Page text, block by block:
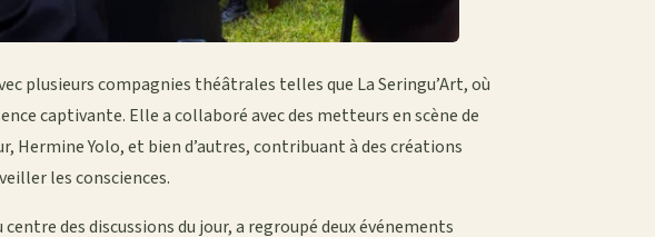
plusieurs compagnies théâtrales telles que La Seringu’Art, où
captivante. Elle a collaboré avec des metteurs en scène de
Hermine Yolo, et bien d’autres, contribuant à des créations
les consciences.
des discussions du jour, a regroupé deux événements